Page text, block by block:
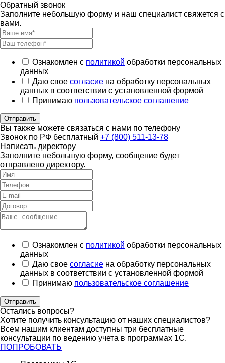
Обратный звонок
Заполните небольшую форму и наш специалист свяжется с
вами.
Ознакомлен с политикой обработки персональных
данных
Даю свое согласие на обработку персональных
данных в соответствии с установленной формой
Принимаю пользовательское соглашение
Отправить
Вы также можете связаться с нами по телефону
Звонок по РФ бесплатный +7 (800) 511-13-78
Написать директору
Заполните небольшую форму, сообщение будет
отправлено директору.
Ознакомлен с политикой обработки персональных
данных
Даю свое согласие на обработку персональных
данных в соответствии с установленной формой
Принимаю пользовательское соглашение
Отправить
Остались вопросы?
Хотите получить консультацию от наших специалистов?
Всем нашим клиентам доступны три бесплатные
консультации по ведению учета в программах 1С.
ПОПРОБОВАТЬ